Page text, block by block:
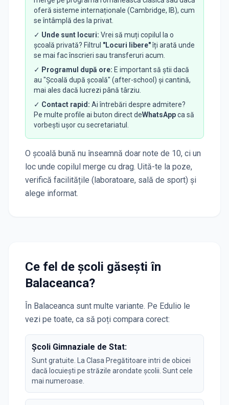
oferă sisteme internaționale (Cambridge, IB), cum
se întâmplă des la privat.
✓ Unde sunt locuri: Vrei să muți copilul la o
școală privată? Filtrul "Locuri libere"îți arată unde
se mai fac înscrieri sau transferuri acum.
✓ Programul după ore: E important să știi dacă
au "Școală după școală" (after-school) și cantină,
mai ales dacă lucrezi până târziu.
✓ Contact rapid: Ai întrebări despre admitere?
Pe multe profile ai buton direct deWhatsAppca să
vorbești ușor cu secretariatul.
O școală bună nu înseamnă doar note de 10, ci un
loc unde copilul merge cu drag. Uită-te la poze,
verifică facilitățile (laboratoare, sală de sport) și
alege informat.
Ce fel de școli găsești în
Balaceanca?
În Balaceanca sunt multe variante. Pe Edulio le
vezi pe toate, ca să poți compara corect:
Școli Gimnaziale de Stat:
Sunt gratuite. La Clasa Pregătitoare intri de obicei
dacă locuiești pe străzile arondate școlii. Sunt cele
mai numeroase.